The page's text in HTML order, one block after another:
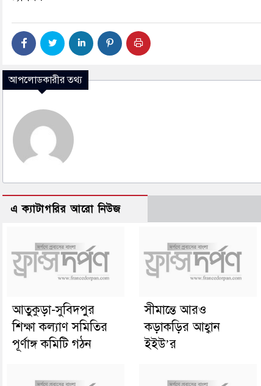
আপলোডকারীর তথ্য
এ ক্যাটাগরির আরো নিউজ
আতুকুড়া-সুবিদপুর
শিক্ষা কল্যাণ সমিতির
পূর্ণাঙ্গ কমিটি গঠন
সীমান্তে আরও
কড়াকড়ির আহ্বান
ইইউ’র